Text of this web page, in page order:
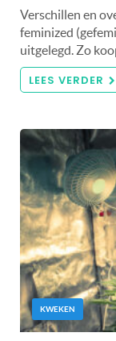
Verschillen en
feminized
uitgelegd. Zo
LEES VERDER
KWEKEN